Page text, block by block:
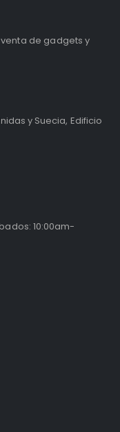
de gadgets y
y Suecia, Edificio
10:00am-